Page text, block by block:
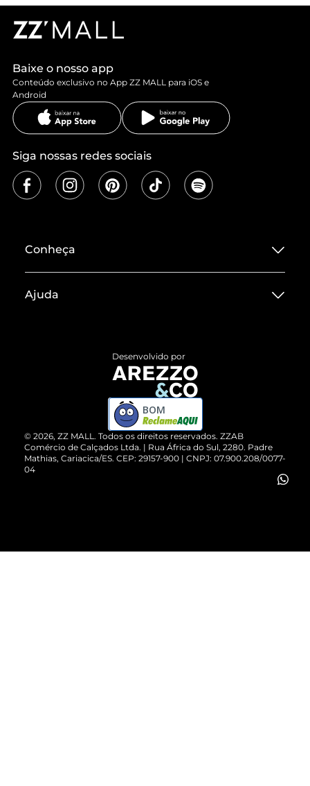
Baixe o nosso app
Conteúdo exclusivo no App ZZ MALL para iOS e
Android
Siga nossas redes sociais
Conheça
Termos de Uso
ZZ MALL é confiável
Cartão Presente
Vendas Corporativas
Ajuda
Devolução do Produto
Compre pelo WhatsApp
© 2026, ZZ MALL. Todos os direitos reservados. ZZAB
Comércio de Calçados Ltda. | Rua África do Sul, 2280. Padre
Mathias, Cariacica/ES. CEP: 29157-900 | CNPJ: 07.900.208/0077-
04
Desenvolvido por
BOM